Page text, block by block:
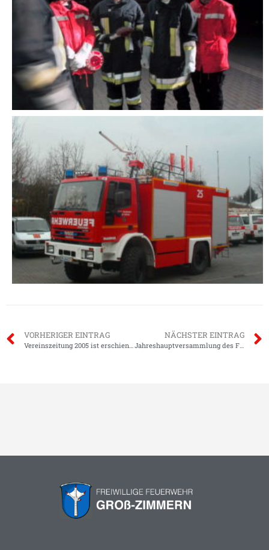
VORHERIGER EINTRAG NÄCHSTER EINTRAG
Jahreshauptversammlung des Feuerwehrvereins